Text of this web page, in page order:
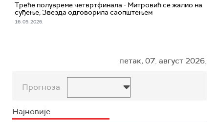
Треће полувреме четвртфинала - Митровић се жалио на
суђење, Звезда одговорила саопштењем
16. 05. 2026.
петак, 07. август 2026.
Прогноза
Најновије